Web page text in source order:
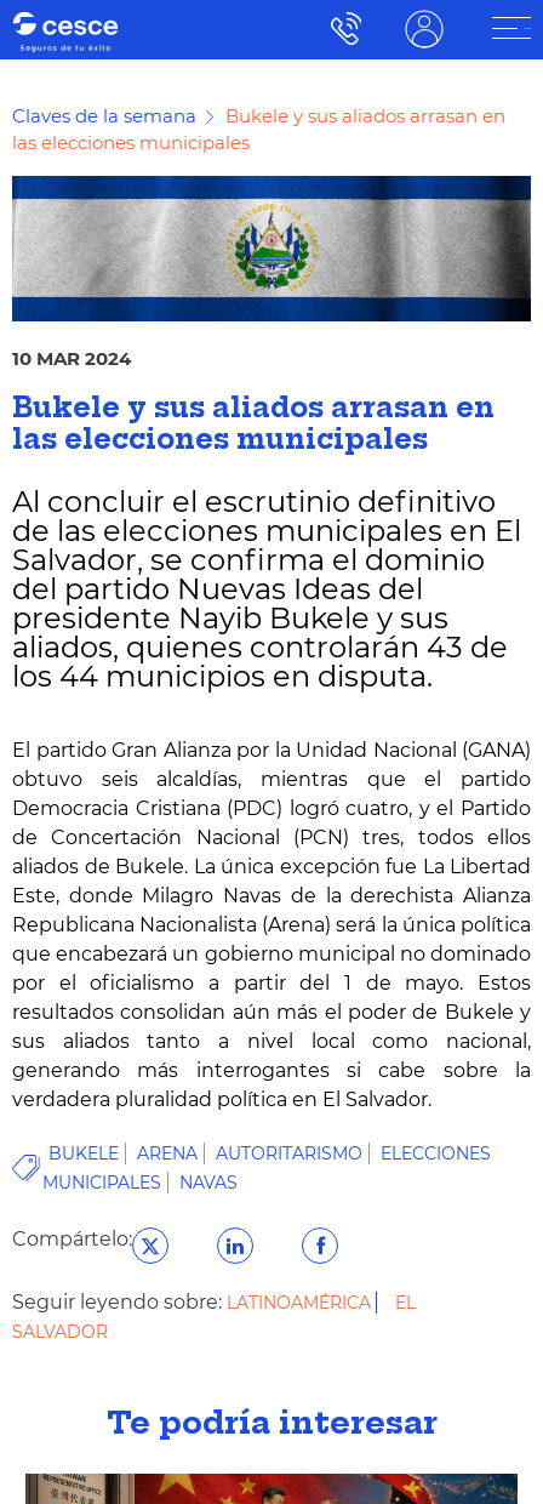
Claves de la semana
Bukele y sus aliados arrasan en
las elecciones municipales
10 MAR 2024
Bukele y sus aliados arrasan en
las elecciones municipales
Al concluir el escrutinio definitivo
de las elecciones municipales en El
Salvador, se confirma el dominio
del partido Nuevas Ideas del
presidente Nayib Bukele y sus
aliados, quienes controlarán 43 de
los 44 municipios en disputa.
El partido Gran Alianza por la Unidad Nacional (GANA)
obtuvo seis alcaldías, mientras que el partido
Democracia Cristiana (PDC) logró cuatro, y el Partido
de Concertación Nacional (PCN) tres, todos ellos
aliados de Bukele. La única excepción fue La Libertad
Este, donde Milagro Navas de la derechista Alianza
Republicana Nacionalista (Arena) será la única política
que encabezará un gobierno municipal no dominado
por el oficialismo a partir del 1 de mayo. Estos
resultados consolidan aún más el poder de Bukele y
sus aliados tanto a nivel local como nacional,
generando más interrogantes si cabe sobre la
verdadera pluralidad política en El Salvador.
BUKELE ARENA AUTORITARISMO
ELECCIONES
MUNICIPALES
NAVAS
Compártelo:
Seguir leyendo sobre: LATINOAMÉRICA
EL
SALVADOR
Te podría interesar